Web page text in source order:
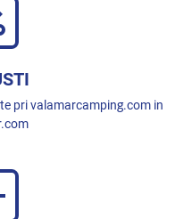
pri valamarcamping.com in